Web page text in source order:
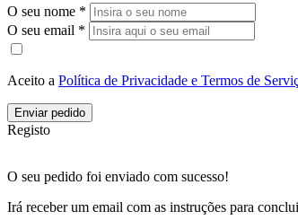
O seu nome *
O seu email *
Aceito a Política de Privacidade e Termos de
Enviar pedido
Registo
O seu pedido foi enviado com sucesso!
Irá receber um email com as instruções para